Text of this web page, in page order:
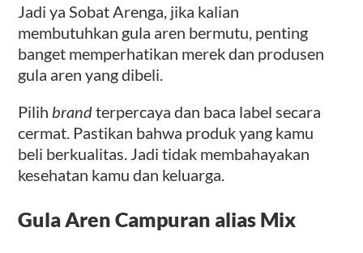
Jadi ya Sobat Arenga, jika kalian
membutuhkan gula aren bermutu, penting
banget memperhatikan merek dan produsen
gula aren yang dibeli.
Pilih brandterpercaya dan baca label secara
cermat. Pastikan bahwa produk yang kamu
beli berkualitas. Jadi tidak membahayakan
kesehatan kamu dan keluarga.
Gula Aren Campuran alias Mix